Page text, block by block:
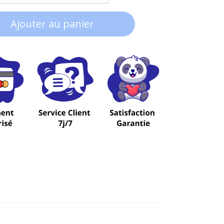
Ajouter au panier